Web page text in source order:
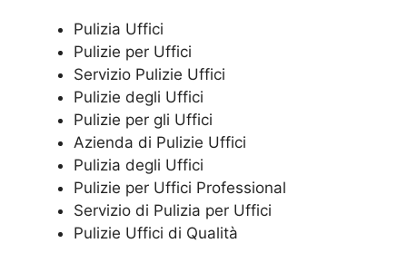
Pulizia Uffici
Pulizie per Uffici
Servizio Pulizie Uffici
Pulizie degli Uffici
Pulizie per gli Uffici
Azienda di Pulizie Uffici
Pulizia degli Uffici
Pulizie per Uffici Professional
Servizio di Pulizia per Uffici
Pulizie Uffici di Qualità